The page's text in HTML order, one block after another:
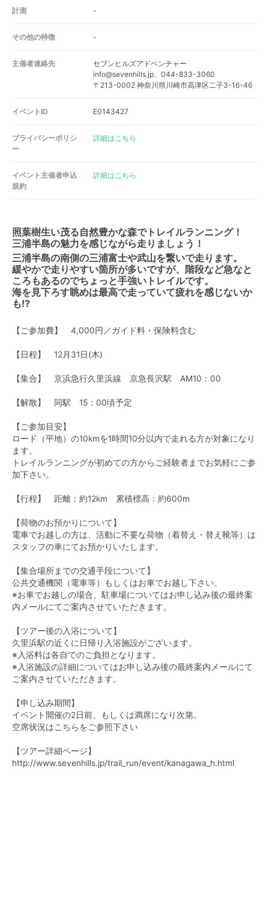
計測 -
その他の特徴 -
主催者連絡先
セブンヒルズアドベンチャー
info@sevenhills.jp、044-833-3060
〒213-0002 神奈川県川崎市高津区二子3-16-46
イベントID E0143427
プライバシーポリシ
ー
詳細はこちら
イベント主催者申込
規約
詳細はこちら
照葉樹生い茂る自然豊かな森でトレイルランニング！
三浦半島の魅力を感じながら走りましょう！
三浦半島の南側の三浦富士や武山を繋いで走ります。
緩やかで走りやすい箇所が多いですが、階段など急なと
ころもあるのでちょっと手強いトレイルです。
海を見下ろす眺めは最高で走っていて疲れを感じないか
も!?
【ご参加費】 4,000円／ガイド料・保険料含む
【日程】 12月31日(木)
【集合】 京浜急行久里浜線 京急長沢駅 AM10：00
【解散】 同駅 15：00頃予定
【ご参加目安】
ロード（平地）の10kmを1時間10分以内で走れる方が対象になり
ます。
トレイルランニングが初めての方からご経験者までお気軽にご参
加下さい。
【行程】 距離：約12km 累積標高：約600m
【荷物のお預かりについて】
電車でお越しの方は、活動に不要な荷物（着替え・替え靴等）は
スタッフの車にてお預かりいたします。
【集合場所までの交通手段について】
公共交通機関（電車等）もしくはお車でお越し下さい。
※お車でお越しの場合、駐車場についてはお申し込み後の最終案
内メールにてご案内させていただきます。
【ツアー後の入浴について】
久里浜駅の近くに日帰り入浴施設がございます。
※入浴料は各自でのご負担となります。
※入浴施設の詳細についてはお申し込み後の最終案内メールにて
ご案内させていただきます。
【申し込み期間】
イベント開催の2日前、もしくは満席になり次第。
空席状況はこちらをご参照下さい
【ツアー詳細ページ】
http://www.sevenhills.jp/trail_run/event/kanagawa_h.html